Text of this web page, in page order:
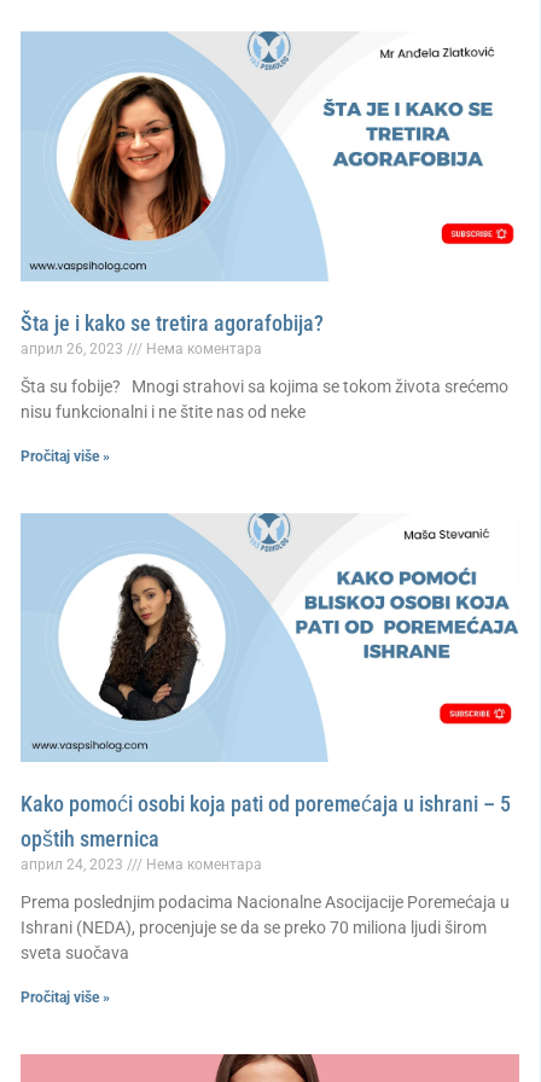
Šta je i kako se tretira agorafobija?
април 26, 2023 Нема коментара
Šta su fobije? Mnogi strahovi sa kojima se tokom života srećemo
nisu funkcionalni i ne štite nas od neke
Pročitaj više »
Kako pomoći osobi koja pati od poremećaja u ishrani – 5
opštih smernica
април 24, 2023 Нема коментара
Prema poslednjim podacima Nacionalne Asocijacije Poremećaja u
Ishrani (NEDA), procenjuje se da se preko 70 miliona ljudi širom
sveta suočava
Pročitaj više »